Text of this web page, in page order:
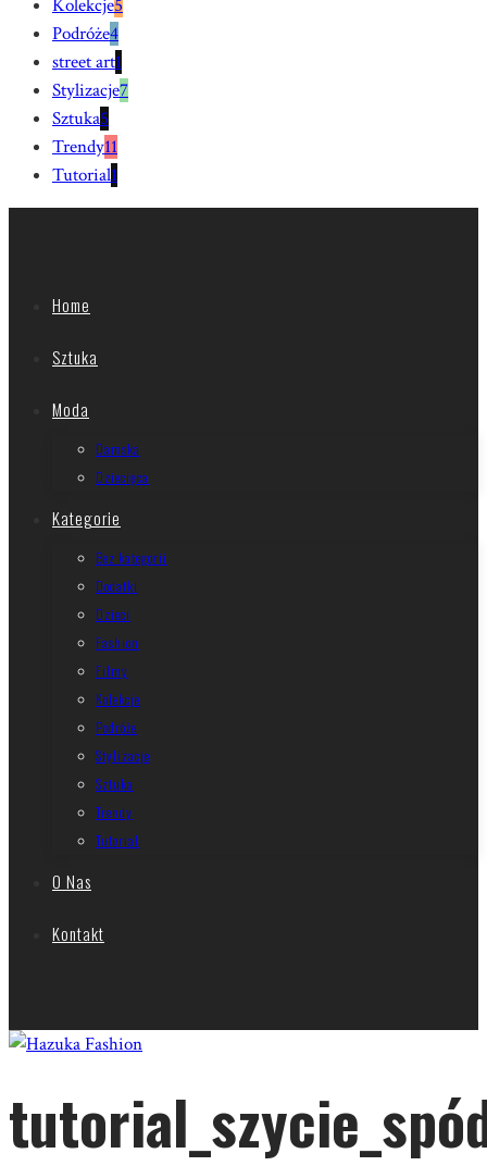
Kolekcje5
Podróże4
street art1
Stylizacje7
Sztuka5
Trendy11
Tutorial1
Home
Sztuka
Moda
Damska
Dziecięca
Kategorie
Bez kategorii
Dodatki
Dzieci
Fashion
Filmy
Kolekcje
Podróże
Stylizacje
Sztuka
Trendy
Tutorial
O Nas
Kontakt